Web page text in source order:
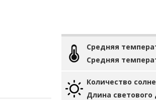
Средняя
Средняя
Количество
Длина светового